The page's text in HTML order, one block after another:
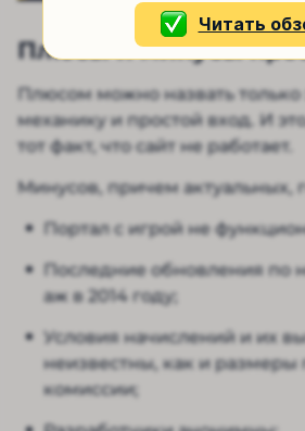
Плюсы и минусы
Плюсом можно назвать
механику и простой вход. И
тот факт, что сайт не работает.
Минусов, причем актуальных,
Портал с игрой не
Последние обновления по
аж в 2014 году;
Условия начислений и их
неизвестны, как и размеры
комиссии;
Читать